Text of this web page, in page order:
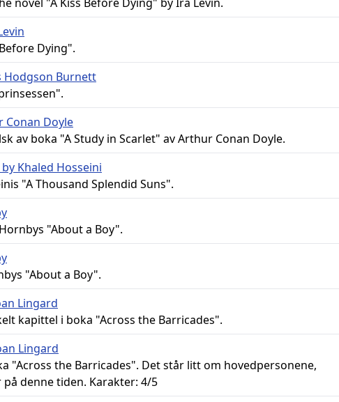
Dying".
Hodgson Burnett
Conan Doyle
av boka "A Study in Scarlet" av Arthur Conan Doyle.
Khaled Hosseini
"A Thousand Splendid Suns".
"About a Boy".
"About a Boy".
Lingard
kapittel i boka "Across the Barricades".
Lingard
"Across the Barricades". Det står litt om hovedpersonene,
denne tiden. Karakter: 4/5